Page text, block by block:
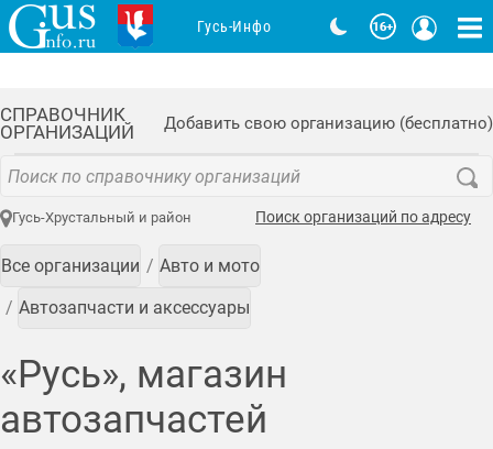
СПРАВОЧНИК
ОРГАНИЗАЦИЙ
Добавить свою организацию (бесплатно)
Гусь-Хрустальный и район Поиск организаций по адресу
Все организации Авто и мото
Автозапчасти и аксессуары
«Русь», магазин
автозапчастей
Гусь-Инфо